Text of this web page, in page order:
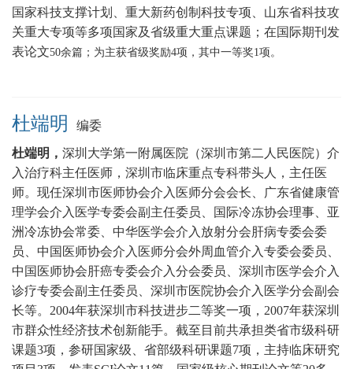
国家科技支撑计划、重大新药创制科技专项、山东省科技攻
关重大专项等多项国家及省级重大重点课题 ；在国际期刊发
表论文50余篇；为主获省级奖励4项，其中一等奖1项。
杜端明 编委
杜端明， 深圳大学第一附属医院（深圳市第二人民医院）介
入治疗科主任医师， 深圳市临床重点专科带头人，主任医
师。现任深圳市医师协会介入医师分会会长、广东省健康管
理学会介入医学专委会副主任委员、国际冷冻协会理事、亚
洲冷冻协会常委、中华医学会介入放射分会肝病专委会委
员、中国医师协会介入医师分会外周血管介入专委会委员、
中国医师协会肝癌专委会介入分会委员、深圳市医学会介入
诊疗专委会副主任委员、深圳市医院协会介入医学分会副会
长等。2004年获深圳市科技进步二等奖一项，2007年获深圳
市群众性经济技术创新能手。截至目前共承担类省市级科研
课题3项，参研国家级、省部级科研课题7项，主持临床研究